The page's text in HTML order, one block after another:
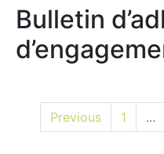
Bulletin
Previous 1 ...